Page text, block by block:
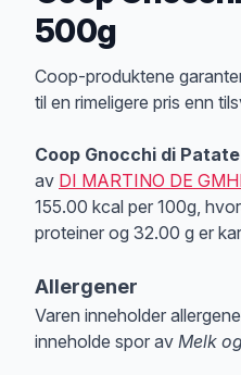
500g
Produktbeskrivelse
Coop-produktene
til en rimeligere pris enn
Coop Gnocchi di
av DI MARTINO DE
155.00 kcal per 100g,
proteiner og 32.00 g er
Allergener
Varen inneholder
inneholde spor av Melk